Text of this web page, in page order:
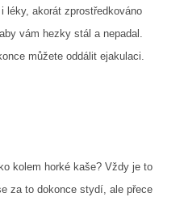
léky, akorát zprostředkováno
vám hezky stál a nepadal.
můžete oddálit ejakulaci.
kolem horké kaše? Vždy je to
za to dokonce stydí, ale přece